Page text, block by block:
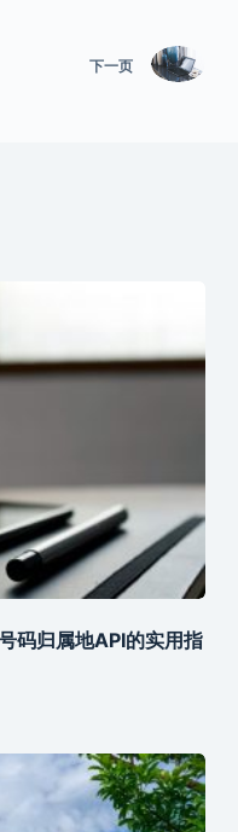
下一页
码归属地API的实用指